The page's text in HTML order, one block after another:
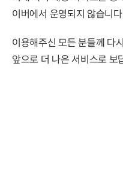
이버에서 운영되지 않습니
이용해주신 모든 분들께 다
앞으로 더 나은 서비스로 보